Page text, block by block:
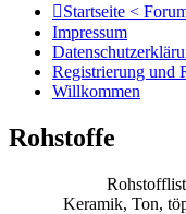
Startseite <
Impressum
Registrierung und
Willkommen
Rohstoffe
Keramik, Ton,